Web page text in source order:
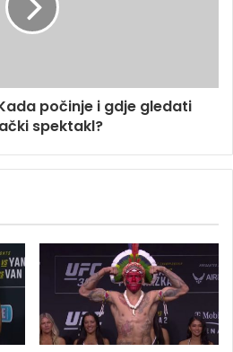
počinje i gdje gledati
spektakl?